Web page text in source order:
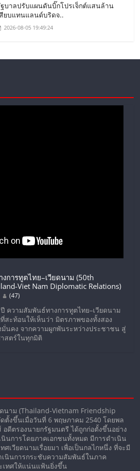
บาลปรับแผนดันบิ๊กโปรเจ็กต์แสนล้าน
ยบแทนแลนด์บริดจ..
2026-08-05 19:49:24
การทูตไทย–เวียดนาม (50th
Viet Nam Diplomatic Relations)
(47)
ความสัมพันธ์ทางการทูตไทย–เวียดนาม
สะท้อนให้เห็นว่า มิตรภาพของทั้งสอง
มั่นคง จากความผูกพันระหว่างประชาชน สู่
สตร์ในทุกมิติ
นาม (Thailand-Vietnam Friendship
ดตั้งขึ้นเมื่อวันที่ 6 พฤษภาคม 2540 โดยพล
อดีตรองนายกรัฐมนตรี ได้ถูกก่อตั้งขึ้นอย่าง
นการโดยภาคเอกชนทั้งหมด มีการดำเนิน
ศเวียดนามเรื่อยมา เพื่อเป็นกลไกหนึ่ง ที่จะมี
นินการกระชับความสัมพันธ์ในภาค
เทศให้แน่นแฟ้นยิ่งขึ้น